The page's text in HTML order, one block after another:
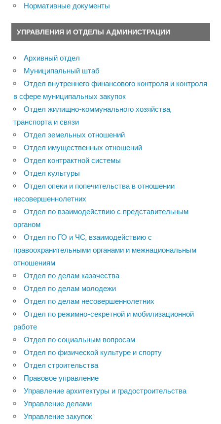
Нормативные документы
УПРАВЛЕНИЯ И ОТДЕЛЫ АДМИНИСТРАЦИИ
Архивный отдел
Муниципальный штаб
Отдел внутреннего финансового контроля и контроля
в сфере муниципальных закупок
Отдел жилищно-коммунального хозяйства,
транспорта и связи
Отдел земельных отношений
Отдел имущественных отношений
Отдел контрактной системы
Отдел культуры
Отдел опеки и попечительства в отношении
несовершеннолетних
Отдел по взаимодействию с представительным
органом
Отдел по ГО и ЧС, взаимодействию с
правоохранительными органами и межнациональным
отношениям
Отдел по делам казачества
Отдел по делам молодежи
Отдел по делам несовершеннолетних
Отдел по режимно-секретной и мобилизационной
работе
Отдел по социальным вопросам
Отдел по физической культуре и спорту
Отдел строительства
Правовое управление
Управление архитектуры и градостроительства
Управление делами
Управление закупок